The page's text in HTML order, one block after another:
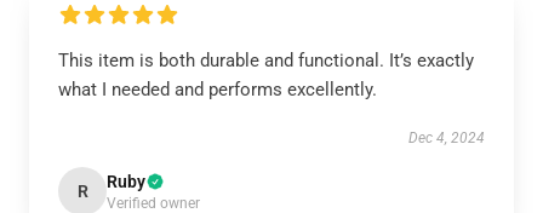
This item is both durable and functional. It’s exactly
what I needed and performs excellently.
Dec 4, 2024
R Ruby
Verified owner